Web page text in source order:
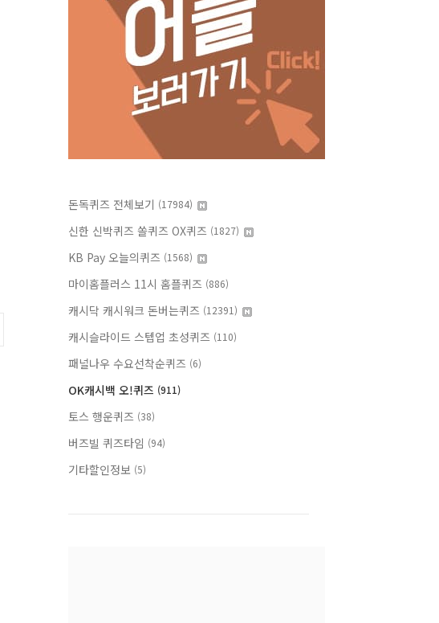
돈독퀴즈 전체보기 (17984)
신한 신박퀴즈 쏠퀴즈 OX퀴즈 (1827)
KB Pay 오늘의퀴즈 (1568)
마이홈플러스 11시 홈플퀴즈 (886)
캐시닥 캐시워크 돈버는퀴즈 (12391)
캐시슬라이드 스텝업 초성퀴즈 (110)
패널나우 수요선착순퀴즈 (6)
OK캐시백 오!퀴즈 (911)
토스 행운퀴즈 (38)
버즈빌 퀴즈타임 (94)
기타할인정보 (5)